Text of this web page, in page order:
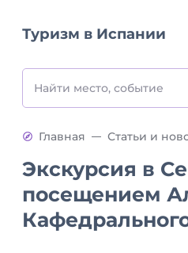
Туризм в Испании
Экскурсия в
посещением
Главная Статьи и